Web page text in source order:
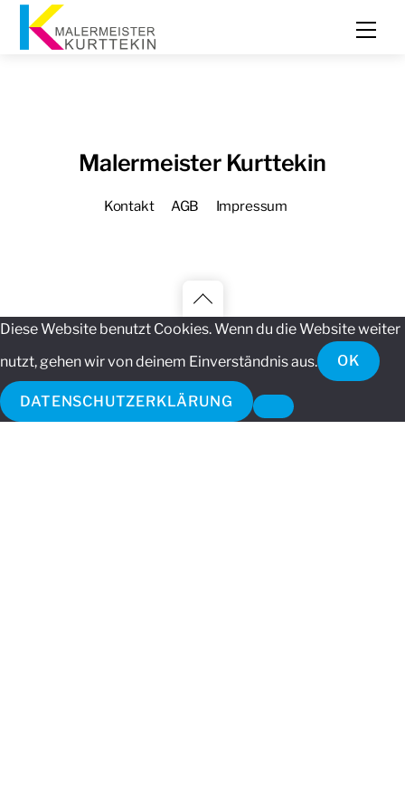
Skip
Malermeister Kurttekin
Kontakt AGB Impressum
Back
to
top
Diese Website benutzt Cookies. Wenn du die Website weiter
nutzt, gehen wir von deinem Einverständnis aus.
OK
DATENSCHUTZERKLÄRUNG